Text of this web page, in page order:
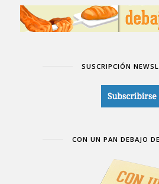
SUSCRIPCIÓN
CON UN PAN DEBAJO